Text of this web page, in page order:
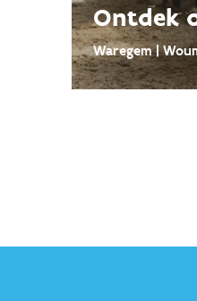
Ontdek
Waregem |